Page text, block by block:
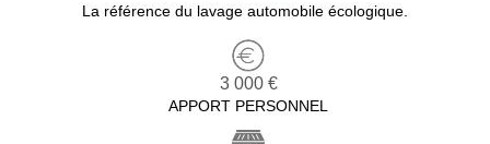
La référence du lavage automobile écologique.
3 000 €
APPORT PERSONNEL